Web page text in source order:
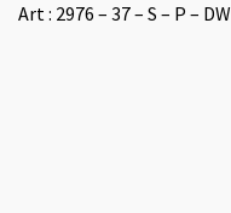
Art : 2976 – 37 – S – P – DW